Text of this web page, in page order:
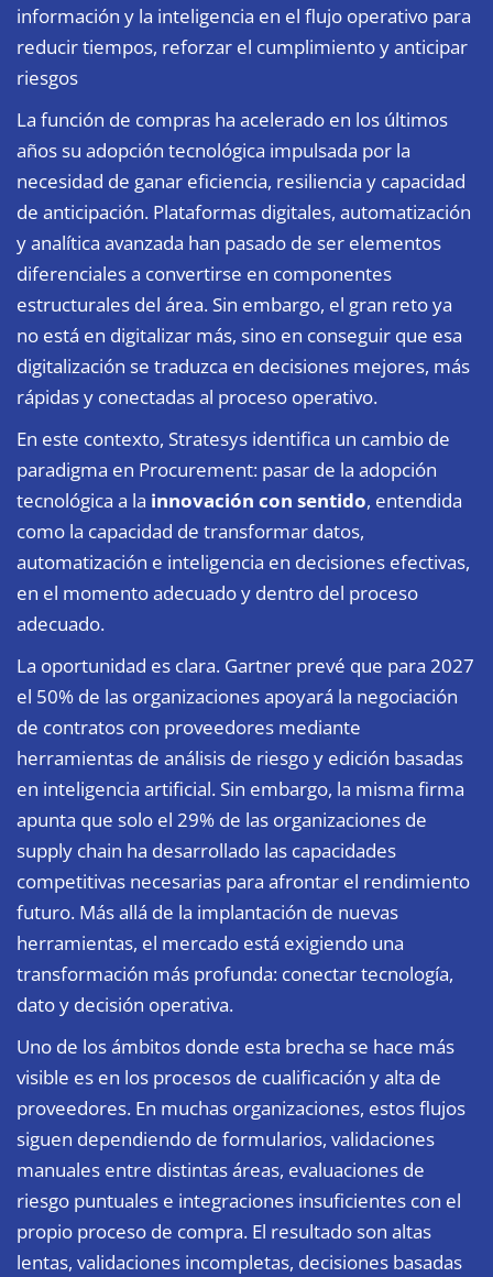
información y la inteligencia en el flujo operativo para
reducir tiempos, reforzar el cumplimiento y anticipar
riesgos
La función de compras ha acelerado en los últimos
años su adopción tecnológica impulsada por la
necesidad de ganar eficiencia, resiliencia y capacidad
de anticipación. Plataformas digitales, automatización
y analítica avanzada han pasado de ser elementos
diferenciales a convertirse en componentes
estructurales del área. Sin embargo, el gran reto ya
no está en digitalizar más, sino en conseguir que esa
digitalización se traduzca en decisiones mejores, más
rápidas y conectadas al proceso operativo.
En este contexto, Stratesys identifica un cambio de
paradigma en Procurement: pasar de la adopción
tecnológica a la innovación con sentido, entendida
como la capacidad de transformar datos,
automatización e inteligencia en decisiones efectivas,
en el momento adecuado y dentro del proceso
adecuado.
La oportunidad es clara. Gartner prevé que para 2027
el 50% de las organizaciones apoyará la negociación
de contratos con proveedores mediante
herramientas de análisis de riesgo y edición basadas
en inteligencia artificial. Sin embargo, la misma firma
apunta que solo el 29% de las organizaciones de
supply chain ha desarrollado las capacidades
competitivas necesarias para afrontar el rendimiento
futuro. Más allá de la implantación de nuevas
herramientas, el mercado está exigiendo una
transformación más profunda: conectar tecnología,
dato y decisión operativa.
Uno de los ámbitos donde esta brecha se hace más
visible es en los procesos de cualificación y alta de
proveedores. En muchas organizaciones, estos flujos
siguen dependiendo de formularios, validaciones
manuales entre distintas áreas, evaluaciones de
riesgo puntuales e integraciones insuficientes con el
propio proceso de compra. El resultado son altas
lentas, validaciones incompletas, decisiones basadas